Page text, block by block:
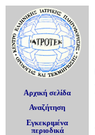
Αρχική σελίδα
Αναζήτηση
Εγκεκριμένα
περιοδικά